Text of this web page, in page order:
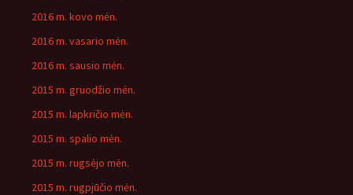
2016 m. kovo mėn.
2016 m. vasario mėn.
2016 m. sausio mėn.
2015 m. gruodžio mėn.
2015 m. lapkričio mėn.
2015 m. spalio mėn.
2015 m. rugsėjo mėn.
2015 m. rugpjūčio mėn.